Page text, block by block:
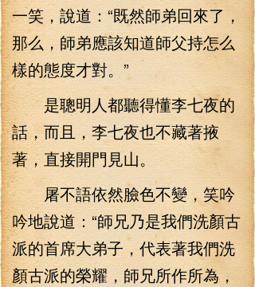
一笑，說道：“既然師弟回來了，
那么，師弟應該知道師父持怎么
樣的態度才對。”
是聰明人都聽得懂李七夜的
話，而且，李七夜也不藏著掖
著，直接開門見山。
屠不語依然臉色不變，笑吟
吟地說道：“師兄乃是我們洗顏古
派的首席大弟子，代表著我們洗
顏古派的榮耀，師兄所作所為，